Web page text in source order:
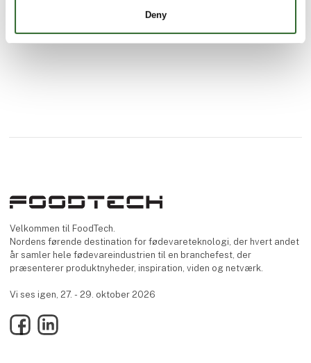
Deny
Velkommen til FoodTech.
Nordens førende destination for fødevareteknologi, der hvert andet
år samler hele fødevareindustrien til en branchefest, der
præsenterer produktnyheder, inspiration, viden og netværk.
Vi ses igen, 27. - 29. oktober 2026
FacebookLinkedIn